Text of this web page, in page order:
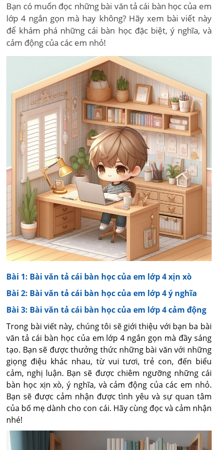
Bạn có muốn đọc những bài văn tả cái bàn học của em
lớp 4 ngắn gọn mà hay không? Hãy xem bài viết này
để khám phá những cái bàn học đặc biệt, ý nghĩa, và
cảm động của các em nhỏ!
Bài 1: Bài văn tả cái bàn học của em lớp 4 xịn xò
Bài 2: Bài văn tả cái bàn học của em lớp 4 ý nghĩa
Bài 3: Bài văn tả cái bàn học của em lớp 4 cảm động
Trong bài viết này, chúng tôi sẽ giới thiệu với bạn ba bài
văn tả cái bàn học của em lớp 4 ngắn gọn mà đầy sáng
tạo. Bạn sẽ được thưởng thức những bài văn với những
giọng điệu khác nhau, từ vui tươi, trẻ con, đến biểu
cảm, nghị luận. Bạn sẽ được chiêm ngưỡng những cái
bàn học xịn xò, ý nghĩa, và cảm động của các em nhỏ.
Bạn sẽ được cảm nhận được tình yêu và sự quan tâm
của bố mẹ dành cho con cái. Hãy cùng đọc và cảm nhận
nhé!